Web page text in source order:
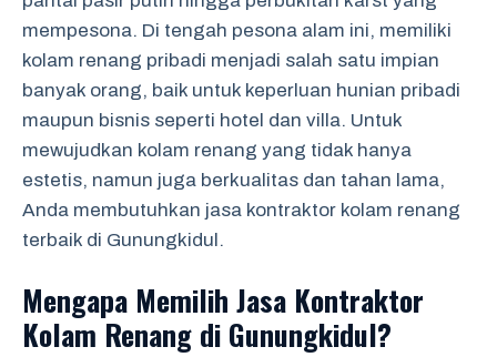
mempesona. Di tengah pesona alam ini, memiliki
kolam renang pribadi menjadi salah satu impian
banyak orang, baik untuk keperluan hunian pribadi
maupun bisnis seperti hotel dan villa. Untuk
mewujudkan kolam renang yang tidak hanya
estetis, namun juga berkualitas dan tahan lama,
Anda membutuhkan jasa kontraktor kolam renang
terbaik di Gunungkidul.
Mengapa Memilih Jasa Kontraktor
Kolam Renang di Gunungkidul?